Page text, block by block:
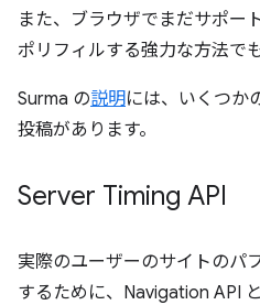
また、ブラウザでまだサポー
ポリフィルする強力な方法で
Surma の説明には、いくつか
投稿があります。
Server Timing API
実際のユーザーのサイトのパ
するために、Navigation API